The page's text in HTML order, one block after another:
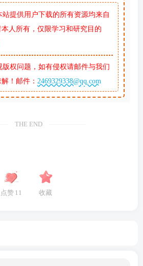
站提供用户下载的所有资源均来自
人所有，仅限学习和研究目的
版权问题，如有侵权请邮件与我们
！邮件： 2469329338@qq.com
THE END
点赞 11 收藏